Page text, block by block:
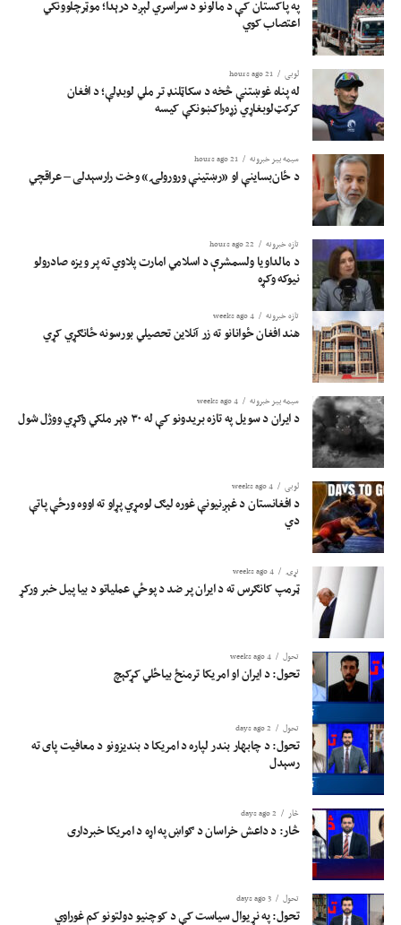
په پاکستان کې د مالونو د سراسري لېږد درېدا؛ موټرچلوونکي
اعتصاب کوي
لوبی 21 hours ago
له پناه غوښتنې څخه د سکاټلنډ تر ملي لوبډلې؛ د افغان
کرکټ‌لوبغاړي زړه‌راکښونکې کیسه
سیمه ییز خبرونه 21 hours ago
د ځان‌بساینې او «رښتینې ورورولۍ» وخت رارسېدلی – عراقچي
تازه خبرونه 22 hours ago
د مالداویا ولسمشرې د اسلامي امارت پلاوي ته پر ویزه صادرولو
نیوکه وکړه
تازه خبرونه 4 weeks ago
هند افغان ځوانانو ته زر آنلاین تحصیلي بورسونه ځانګړي کړي
سیمه ییز خبرونه 4 weeks ago
د ایران د سویل په تازه بریدونو کې له ۳۰ ډېر ملکي وګړي ووژل شول
لوبی 4 weeks ago
د افغانستان د غېږنیونې غوره لیګ لومړي پړاو ته اووه ورځې پاتې
دي
نړۍ 4 weeks ago
ټرمپ کانګرس ته د ایران پر ضد د پوځي عملیاتو د بیا پیل خبر ورکړ
تحول 4 weeks ago
تحول: د ایران او امریکا ترمنځ بیاځلي کړکېچ
تحول 2 days ago
تحول: د چابهار بندر لپاره د امریکا د بندیزونو د معافیت پای ته
رسېدل
څار 2 days ago
څار: د داعش خراسان د ګواښ په اړه د امریکا خبرداری
تحول 3 days ago
تحول: په نړیوال سیاست کې د کوچنیو دولتونو کم غوراوي